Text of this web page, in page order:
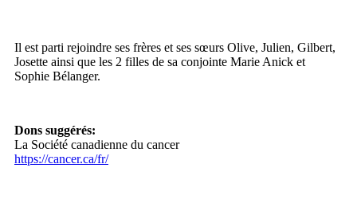
Il est parti rejoindre ses frères et ses sœurs Olive, Julien, Gilbert,
Josette ainsi que les 2 filles de sa conjointe Marie Anick et
Sophie Bélanger.
Dons suggérés:
La Société canadienne du cancer
https://cancer.ca/fr/